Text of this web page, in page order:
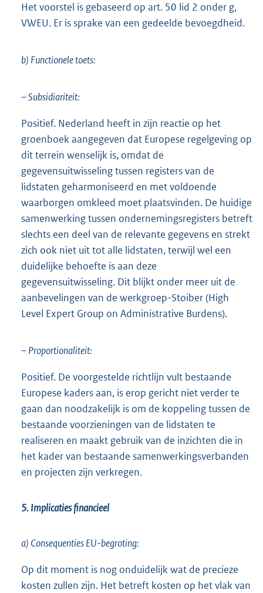
Het voorstel is gebaseerd op art. 50 lid 2 onder g,
VWEU. Er is sprake van een gedeelde bevoegdheid.
b) Functionele toets:
– Subsidiariteit:
Positief. Nederland heeft in zijn reactie op het
groenboek aangegeven dat Europese regelgeving op
dit terrein wenselijk is, omdat de
gegevensuitwisseling tussen registers van de
lidstaten geharmoniseerd en met voldoende
waarborgen omkleed moet plaatsvinden. De huidige
samenwerking tussen ondernemingsregisters betreft
slechts een deel van de relevante gegevens en strekt
zich ook niet uit tot alle lidstaten, terwijl wel een
duidelijke behoefte is aan deze
gegevensuitwisseling. Dit blijkt onder meer uit de
aanbevelingen van de werkgroep-Stoiber (High
Level Expert Group on Administrative Burdens).
– Proportionaliteit:
Positief. De voorgestelde richtlijn vult bestaande
Europese kaders aan, is erop gericht niet verder te
gaan dan noodzakelijk is om de koppeling tussen de
bestaande voorzieningen van de lidstaten te
realiseren en maakt gebruik van de inzichten die in
het kader van bestaande samenwerkingsverbanden
en projecten zijn verkregen.
5. Implicaties financieel
a) Consequenties EU-begroting:
Op dit moment is nog onduidelijk wat de precieze
kosten zullen zijn. Het betreft kosten op het vlak van